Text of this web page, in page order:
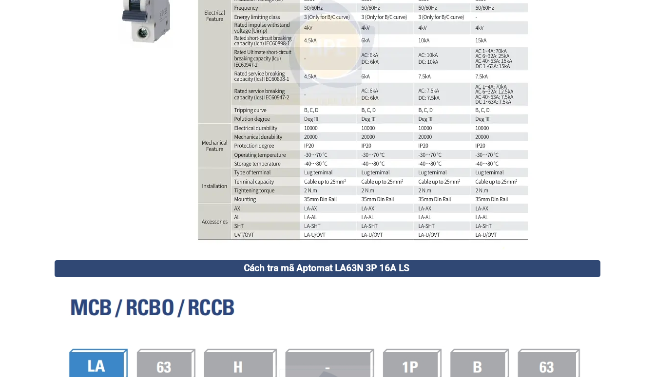
Cách tra mã Aptomat LA63N 3P 16A LS